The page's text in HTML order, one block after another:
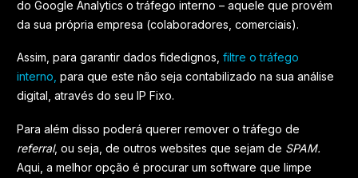
do Google Analytics o tráfego interno – aquele que provém
da sua própria empresa (colaboradores, comerciais).
Assim, para garantir dados fidedignos, filtre o tráfego
interno, para que este não seja contabilizado na sua análise
digital, através do seu IP Fixo.
Para além disso poderá querer remover o tráfego de
referral, ou seja, de outros websites que sejam de SPAM.
Aqui, a melhor opção é procurar um software que limpe